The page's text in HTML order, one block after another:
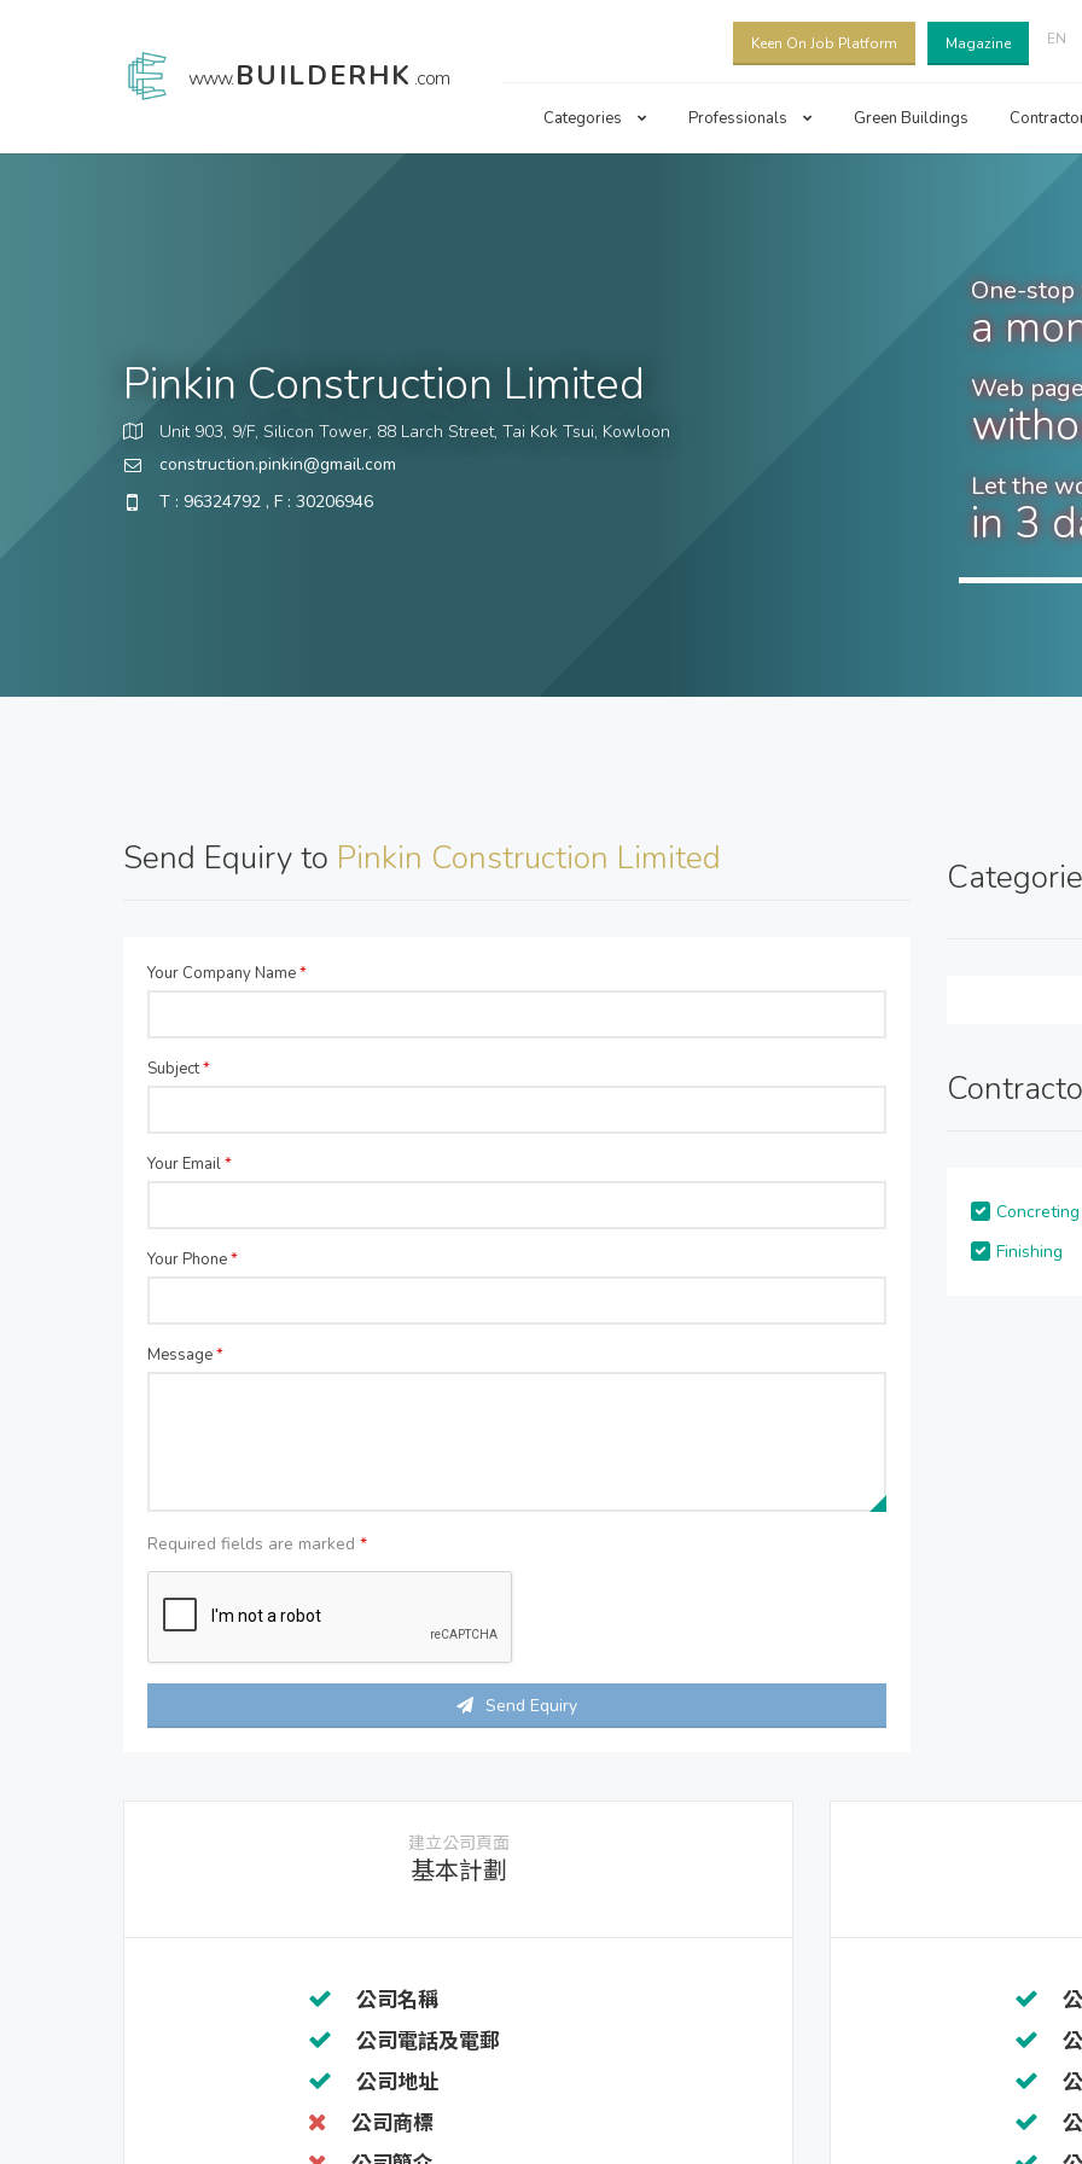
www.BUILDERHK .com
Keen On Job Platform Magazine EN
Categories Professionals Green Buildings
Pinkin Construction Limited
Unit 903, 9/F, Silicon Tower, 88 Larch Street, Tai Kok Tsui, Kowloon
construction.pinkin@gmail.com
T : 96324792 , F : 30206946
One-
a
Web
Let the
in 3
Send Equiry to Pinkin Construction Limited
Your Company Name*
Subject*
Your Email*
Your Phone*
Message*
Required fields are marked *
Send Equiry
Concreting
Finishing
建立公司頁面
基本計劃
公司名稱
公司電話及電郵
公司地址
公司商標